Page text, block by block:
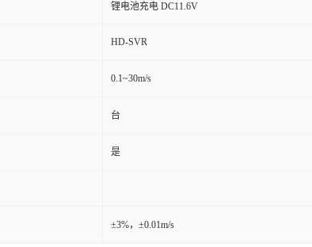
锂电池充电 DC11.6V
HD-SVR
0.1~30m/s
台
是
±3%，±0.01m/s